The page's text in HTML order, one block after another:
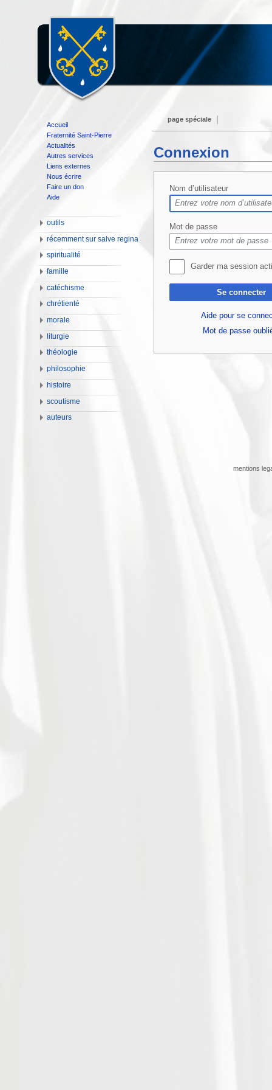
Connexion
Nom d’utilisateur
Mot de passe
Garder ma session
Se connecter
Aide pour se
Mot de passe
page spéciale
Accueil
Fraternité Saint-Pierre
Actualités
Autres services
Liens externes
Nous écrire
Faire un don
Aide
outils
récemment sur salve regina
spiritualité
famille
catéchisme
chrétienté
morale
liturgie
théologie
philosophie
histoire
scoutisme
auteurs
mentions